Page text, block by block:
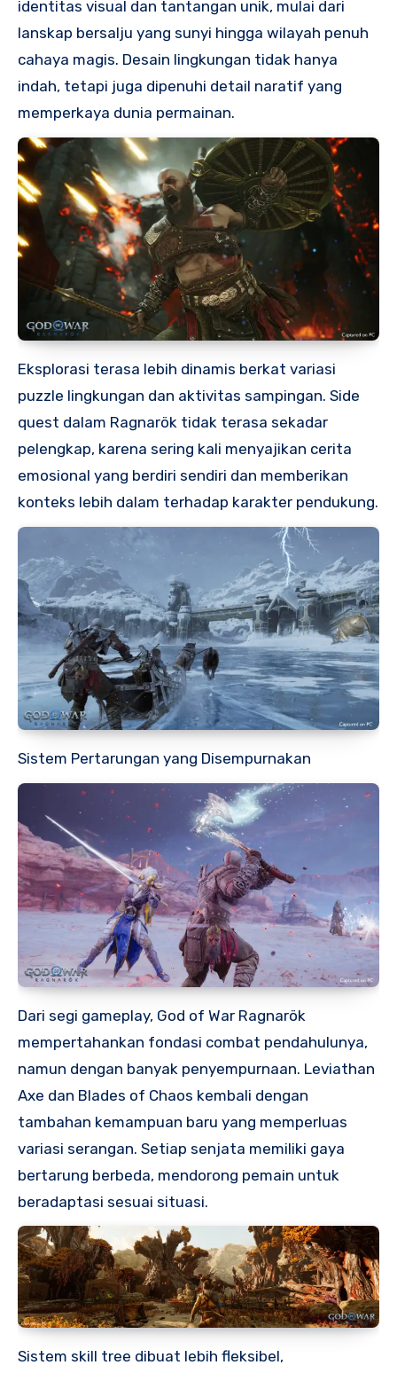
identitas visual dan tantangan unik, mulai dari
lanskap bersalju yang sunyi hingga wilayah penuh
cahaya magis. Desain lingkungan tidak hanya
indah, tetapi juga dipenuhi detail naratif yang
memperkaya dunia permainan.
Eksplorasi terasa lebih dinamis berkat variasi
puzzle lingkungan dan aktivitas sampingan. Side
quest dalam Ragnarök tidak terasa sekadar
pelengkap, karena sering kali menyajikan cerita
emosional yang berdiri sendiri dan memberikan
konteks lebih dalam terhadap karakter pendukung.
Sistem Pertarungan yang Disempurnakan
Dari segi gameplay, God of War Ragnarök
mempertahankan fondasi combat pendahulunya,
namun dengan banyak penyempurnaan. Leviathan
Axe dan Blades of Chaos kembali dengan
tambahan kemampuan baru yang memperluas
variasi serangan. Setiap senjata memiliki gaya
bertarung berbeda, mendorong pemain untuk
beradaptasi sesuai situasi.
Sistem skill tree dibuat lebih fleksibel,